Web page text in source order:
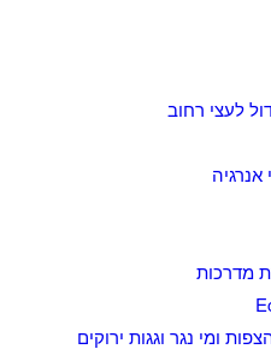
מדרכות
ומי נגר וגגות ירוקים